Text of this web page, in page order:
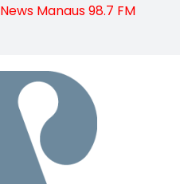
Manaus 98.7 FM